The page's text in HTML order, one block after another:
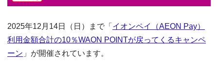
2025年12月14日（日）まで「 イオンペイ（AEON Pay）
利用金額合計の10％WAON POINTが戻ってくるキャンペ
ーン 」が開催されています。